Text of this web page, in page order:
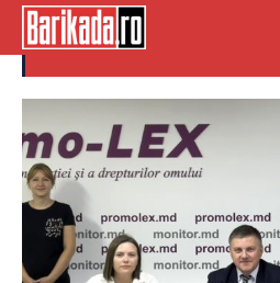
sondaje